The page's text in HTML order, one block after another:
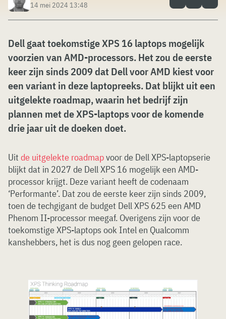
14 mei 2024 13:48
Dell gaat toekomstige XPS 16 laptops mogelijk
voorzien van AMD-processors. Het zou de eerste
keer zijn sinds 2009 dat Dell voor AMD kiest voor
een variant in deze laptopreeks. Dat blijkt uit een
uitgelekte roadmap, waarin het bedrijf zijn
plannen met de XPS-laptops voor de komende
drie jaar uit de doeken doet.
Uit de uitgelekte roadmapvoor de Dell XPS-laptopserie
blijkt dat in 2027 de Dell XPS 16 mogelijk een AMD-
processor krijgt. Deze variant heeft de codenaam
‘Performante’. Dat zou de eerste keer zijn sinds 2009,
toen de techgigant de budget Dell XPS 625 een AMD
Phenom II-processor meegaf. Overigens zijn voor de
toekomstige XPS-laptops ook Intel en Qualcomm
kanshebbers, het is dus nog geen gelopen race.